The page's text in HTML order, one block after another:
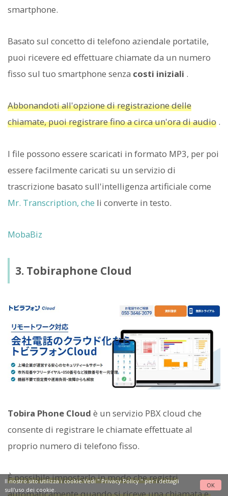
smartphone.
Basato sul concetto di telefono aziendale portatile,
puoi ricevere ed effettuare chiamate da un numero
fisso sul tuo smartphone senza costi iniziali .
Abbonandoti all'opzione di registrazione delle
chiamate, puoi registrare fino a circa un'ora di audio .
I file possono essere scaricati in formato MP3, per poi
essere facilmente caricati su un servizio di
trascrizione basato sull'intelligenza artificiale come
Mr. Transcription, che li converte in testo.
MobaBiz
3. Tobiraphone Cloud
Tobira Phone Cloud è un servizio PBX cloud che
consente di registrare le chiamate effettuate al
proprio numero di telefono fisso.
È possibile impostarlo in modo che registri
Il nostro sito utilizza i cookie.Vedi " Privacy Policy" per i dettagli
sull'uso dei cookie.
OK